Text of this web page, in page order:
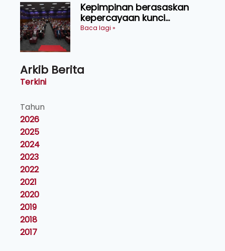
Kepimpinan berasaskan
kepercayaan kunci
kecemerlangan institusi -
Baca lagi »
Arkib Berita
Terkini
Tahun
2026
2025
2024
2023
2022
2021
2020
2019
2018
2017